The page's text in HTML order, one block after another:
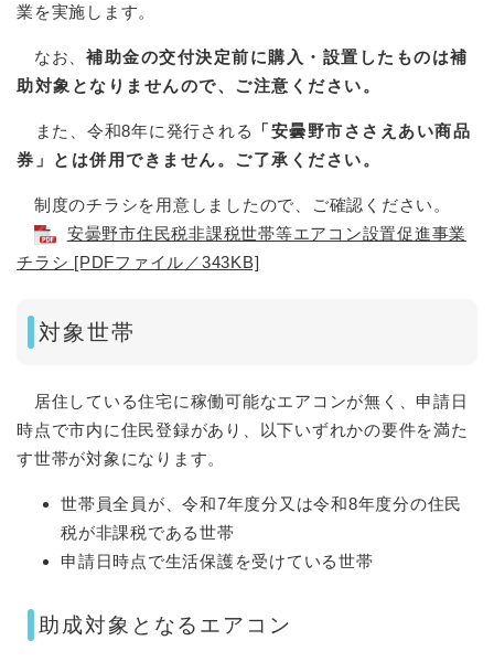
業を実施します。
なお、 補助金の交付決定前に購入・設置したものは補
助対象となりませんので、ご注意ください。
また、令和8年に発行される
「安曇野市ささえあい商品
券」とは併用できません。ご了承ください。
制度のチラシを用意しましたので、ご確認ください。
安曇野市住民税非課税世帯等エアコン設置促進事業
チラシ [PDFファイル／343KB]
対象世帯
居住している住宅に稼働可能なエアコンが無く、申請日
時点で市内に住民登録があり、以下いずれかの要件を満た
す世帯が対象になります。
世帯員全員が、令和7年度分又は令和8年度分の住民
税が非課税である世帯
申請日時点で生活保護を受けている世帯
助成対象となるエアコン